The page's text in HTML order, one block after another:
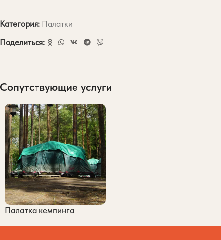
Категория: Палатки
Поделиться:
Сопутствующие услуги
Палатка кемпинга